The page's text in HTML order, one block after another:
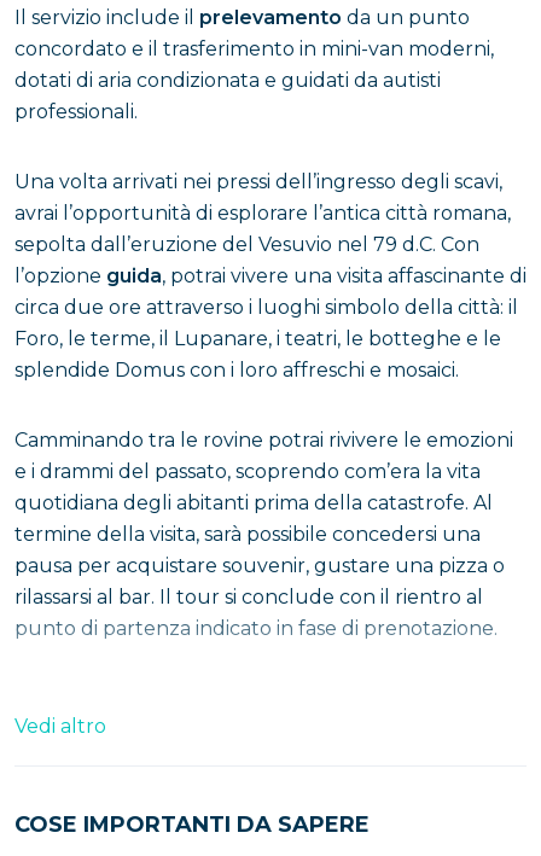
Il servizio include il prelevamento da un punto
concordato e il trasferimento in mini-van moderni,
dotati di aria condizionata e guidati da autisti
professionali.
Una volta arrivati nei pressi dell’ingresso degli scavi,
avrai l’opportunità di esplorare l’antica città romana,
sepolta dall’eruzione del Vesuvio nel 79 d.C. Con
l’opzione guida, potrai vivere una visita affascinante di
circa due ore attraverso i luoghi simbolo della città: il
Foro, le terme, il Lupanare, i teatri, le botteghe e le
splendide Domus con i loro affreschi e mosaici.
Camminando tra le rovine potrai rivivere le emozioni
e i drammi del passato, scoprendo com’era la vita
quotidiana degli abitanti prima della catastrofe. Al
termine della visita, sarà possibile concedersi una
pausa per acquistare souvenir, gustare una pizza o
rilassarsi al bar. Il tour si conclude con il rientro al
punto di partenza indicato in fase di prenotazione.
Vedi altro
COSE IMPORTANTI DA SAPERE